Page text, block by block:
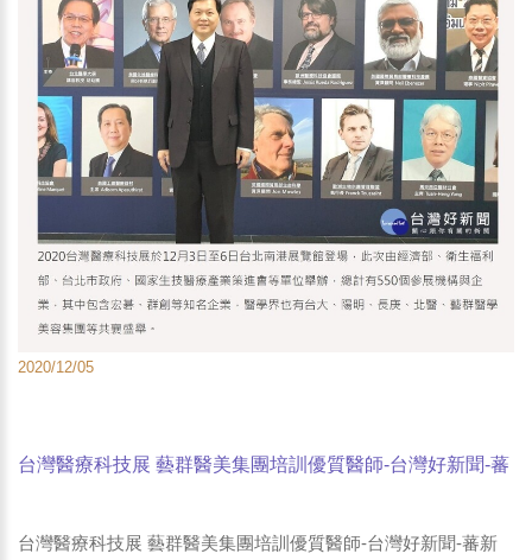
2020/12/05
台灣醫療科技展 藝群醫美集團培訓優質醫師-台灣好新聞-蕃
台灣醫療科技展 藝群醫美集團培訓優質醫師-台灣好新聞-蕃新